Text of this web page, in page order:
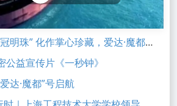
化作掌心珍藏，爱达·魔都 合金系列 新品发布
益宣传片《一秒钟》
达·魔都”号启航